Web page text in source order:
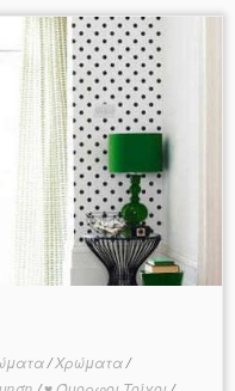
/Χρώματα/